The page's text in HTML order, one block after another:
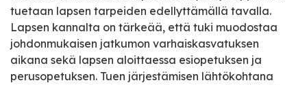
tuetaan lapsen tarpeiden edellyttämällä tavalla.
Lapsen kannalta on tärkeää, että tuki muodostaa
johdonmukaisen jatkumon varhaiskasvatuksen
aikana sekä lapsen aloittaessa esiopetuksen ja
perusopetuksen. Tuen järjestämisen lähtökohtana